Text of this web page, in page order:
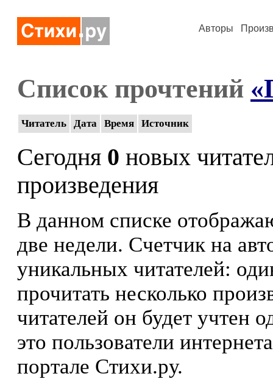
Авторы
Список прочтений
Читатель Дата Время Источник
Сегодня 0 новых
произведения
В данном списке
две недели. Счетчик на
уникальных читателей:
прочитать несколько
читателей он будет учтен
это пользователи
портале Стихи.ру.